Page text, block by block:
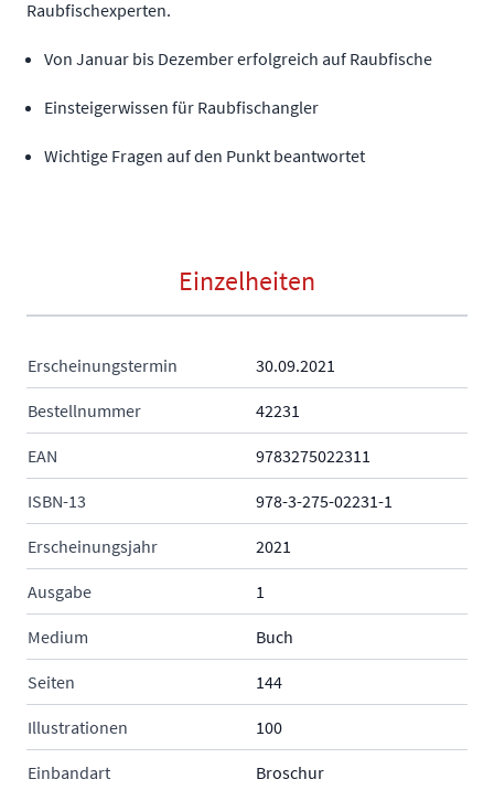
Raubfischexperten.
Von Januar bis Dezember erfolgreich auf Raubfische
Einsteigerwissen für Raubfischangler
Wichtige Fragen auf den Punkt beantwortet
Einzelheiten
Erscheinungstermin 30.09.2021
Bestellnummer 42231
EAN 9783275022311
ISBN-13 978-3-275-02231-1
Erscheinungsjahr 2021
Ausgabe 1
Medium Buch
Seiten 144
Illustrationen 100
Einbandart Broschur